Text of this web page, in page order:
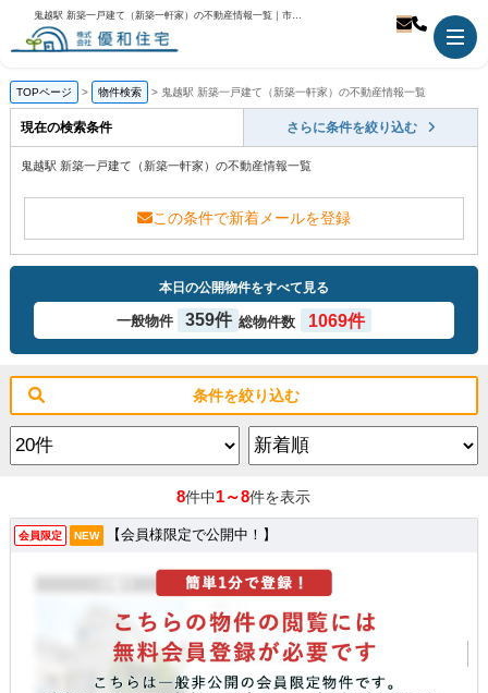
鬼越駅 新築一戸建て（新築一軒家）の不動産情報一覧｜市川市の不動産のことなら優和住宅
TOPページ 物件検索 鬼越駅 新築一戸建て（新築一軒家）の不動産情報一覧
現在の検索条件 さらに条件を絞り込む
鬼越駅 新築一戸建て（新築一軒家）の不動産情報一覧
この条件で新着メールを登録
本日の公開物件をすべて見る
一般物件 359件 総物件数 1069件
条件を絞り込む
8件中1～8件を表示
会員限定 NEW 【会員様限定で公開中！】